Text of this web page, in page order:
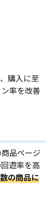
購入に至
率を改善
品ページ
遊率を高
の商品に